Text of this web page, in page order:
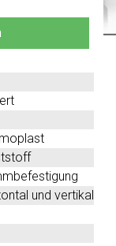
und vertikal